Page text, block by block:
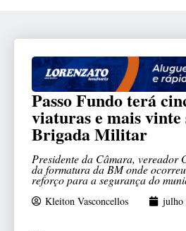
Passo Fundo terá
viaturas e mais vinte
Brigada Militar
Presidente da Câmara, vereador
da formatura da BM onde
reforço para a segurança do
Kleiton Vasconcellos julho